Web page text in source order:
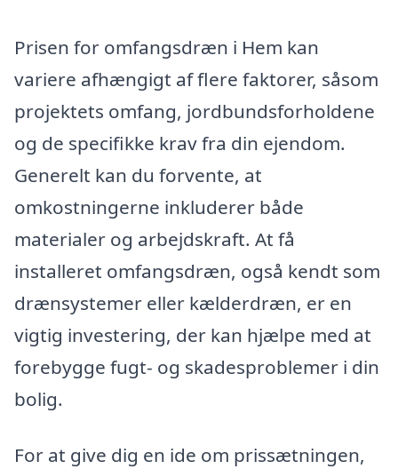
Prisen for omfangsdræn i Hem kan
variere afhængigt af flere faktorer, såsom
projektets omfang, jordbundsforholdene
og de specifikke krav fra din ejendom.
Generelt kan du forvente, at
omkostningerne inkluderer både
materialer og arbejdskraft. At få
installeret omfangsdræn, også kendt som
drænsystemer eller kælderdræn, er en
vigtig investering, der kan hjælpe med at
forebygge fugt- og skadesproblemer i din
bolig.
For at give dig en ide om prissætningen,